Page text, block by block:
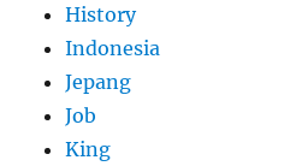
History
Indonesia
Jepang
Job
King